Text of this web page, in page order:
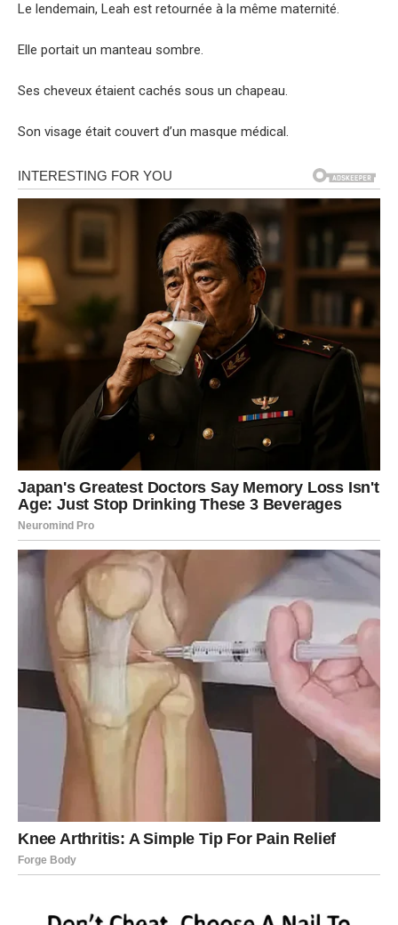
Le lendemain, Leah est retournée à la même maternité.
Elle portait un manteau sombre.
Ses cheveux étaient cachés sous un chapeau.
Son visage était couvert d’un masque médical.